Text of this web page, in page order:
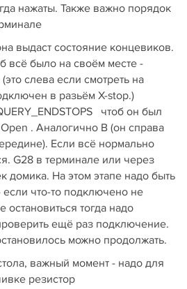
нажаты. Также важно порядок
выдаст состояние концевиков.
всё было на своём месте -
слева если смотреть на
в разьём X-stop.)
чтоб он был
. Аналогично B (он справа
Если всё нормально
G28 в терминале или через
домика. На этом этапе надо быть
что-то подключено не
тогда надо
ещё раз подключение.
можно продолжать.
важный момент - надо для
резистор